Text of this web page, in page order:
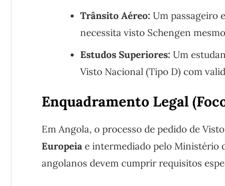
Trânsito Aéreo: Um passageiro
necessita visto Schengen
Estudos Superiores: Um
Visto Nacional (Tipo D) com
Enquadramento Legal
Em Angola, o processo de pedido de
Europeia e intermediado pelo Ministério
angolanos devem cumprir requisitos